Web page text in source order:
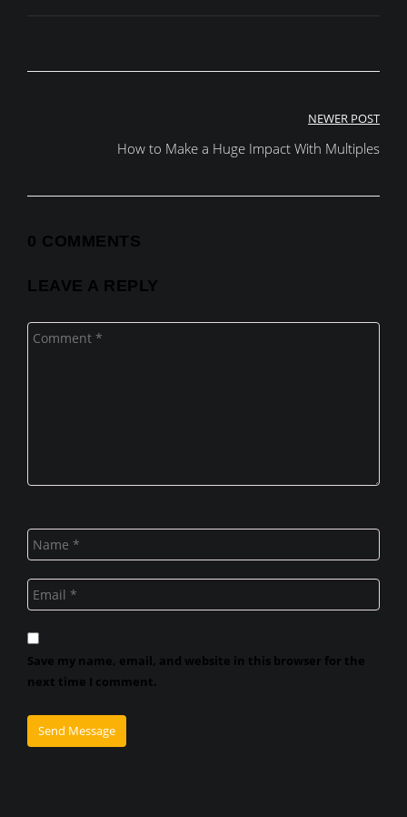
navigation
NEWER POST
How to Make a Huge Impact With Multiples
0 COMMENTS
LEAVE A REPLY
Save my name, email, and website in this browser for the
next time I comment.